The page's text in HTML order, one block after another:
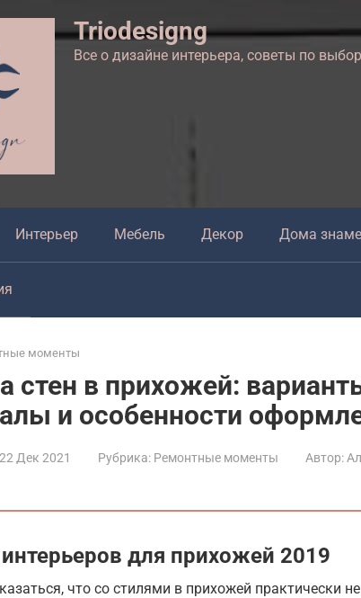
Triodesigng
Все о дизайне интерьера, советы по
Интерьер Мебель Декор Дома
моменты
стен в прихожей:
и особенности
22 Дек 2021 Рубрика: Ремонтные моменты Автор:
для прихожей 2019
что со стилями в прихожей практически